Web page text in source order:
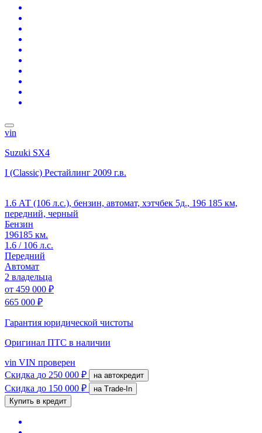
vin
Suzuki SX4
I (Classic) Рестайлинг 2009 г.в.
1.6 АТ (106 л.с.), бензин, автомат, хэтчбек 5д., 196 185 км,
передний, черный
Бензин
196185 км.
1.6 / 106 л.с.
Передний
Автомат
2 владельца
от 459 000 ₽
665 000 ₽
Гарантия юридической чистоты
Оригинал ПТС в наличии
vin VIN проверен
Скидка до 250 000 ₽ на автокредит
Скидка до 150 000 ₽
на Trade-In
Купить в кредит